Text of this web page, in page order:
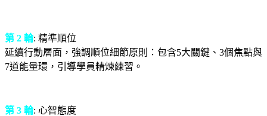
第 2 輪: 精準順位
延續行動層面，強調順位細節原則：包含5大關鍵、3個焦點與
7道能量環，引導學員精煉練習。
第 3 輪: 心智態度